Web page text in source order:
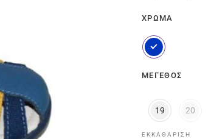
ΧΡΏΜΑ
ΜΈΓΕΘΟΣ
19 20
ΕΚΚΑΘΆΡΙΣΗ